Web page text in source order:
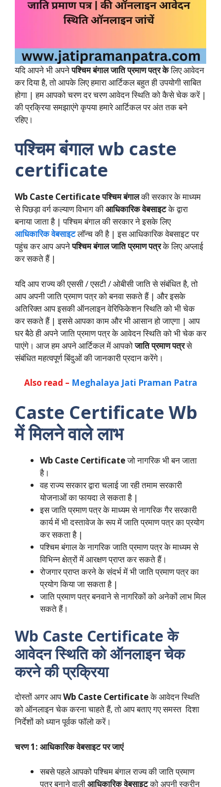
यदि आपने भी अपनेपश्चिम बंगाल जाति प्रमाण पत्र केलिए आवेदन
कर दिया है, तो आपके लिए हमारा आर्टिकल बहुत ही उपयोगी साबित
होगा | हम आपको चरण दर चरण आवेदन स्थिति को कैसे चेक करें |
की प्रक्रिया समझाएंगे कृपया हमारे आर्टिकल पर अंत तक बने
रहिए।
पश्चिम बंगालwb caste
certificate
Wb Caste Certificateपश्चिम बंगालकी सरकार के माध्यम
से पिछड़ा वर्ग कल्याण विभाग कीआधिकारिक वेबसाइटके द्वारा
बनाया जाता है | पश्चिम बंगाल की सरकार ने इसके लिए
आधिकारिक वेबसाइटलॉन्च की है | इस आधिकारिक वेबसाइट पर
पहुंच कर आप अपनेपश्चिम बंगाल जाति प्रमाण पत्रके लिए अप्लाई
कर सकते हैं |
यदि आप राज्य की एससी / एसटी / ओबीसी जाति से संबंधित है, तो
आप अपनी जाति प्रमाण पत्र को बनवा सकते हैं | और इसके
अतिरिक्त आप इसकी ऑनलाइन वेरिफिकेशन स्थिति को भी चेक
कर सकते हैं | इससे आपका काम और भी आसान हो जाएगा | आप
घर बैठे ही अपने जाति प्रमाण पत्र के आवेदन स्थिति को भी चेक कर
पाएंगे। आज हम अपने आर्टिकल में आपकोजाति प्रमाण पत्रसे
संबंधित महत्वपूर्ण बिंदुओं की जानकारी प्रदान करेंगे।
Also read – Meghalaya Jati Praman Patra
Caste Certificate Wb
में मिलने वाले लाभ
Wb Caste Certificateजो नागरिक भी बन जाता
है।
वह राज्य सरकार द्वारा चलाई जा रही तमाम सरकारी
योजनाओं का फायदा ले सकता है |
इस जाति प्रमाण पत्र के माध्यम से नागरिक गैर सरकारी
कार्य में भी दस्तावेज के रूप में जाति प्रमाण पत्र का प्रयोग
कर सकता है |
पश्चिम बंगाल के नागरिक जाति प्रमाण पत्र के माध्यम से
विभिन्न क्षेत्रों में आरक्षण प्राप्त कर सकते हैं।
रोजगार प्राप्त करने के संदर्भ में भी जाति प्रमाण पत्र का
प्रयोग किया जा सकता है |
जाति प्रमाण पत्र बनवाने से नागरिकों को अनेकों लाभ मिल
सकते हैं।
Wb Caste Certificateके
आवेदन स्थिति को ऑनलाइन चेक
करने की प्रक्रिया
दोस्तों अगर आपWb Caste Certificateके आवेदन स्थिति
को ऑनलाइन चेक करना चाहते हैं, तो आप बताए गए समस्त दिशा
निर्देशों को ध्यान पूर्वक फॉलो करें।
चरण 1: आधिकारिक वेबसाइट पर जाएं
सबसे पहले आपको पश्चिम बंगाल राज्य की जाति प्रमाण
पत्र बनाने वालीआधिकारिक वेबसाइटको अपनी स्क्रीन